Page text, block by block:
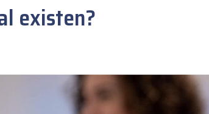
existen?